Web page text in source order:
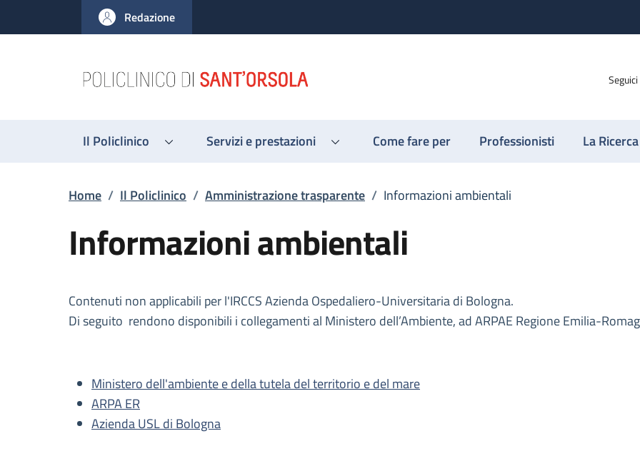
al contenuto principale
to footer content
Redazione
Seguici
Il Policlinico Servizi e prestazioni Come fare per Professionisti La Ricerca
Briciole di pane
Home / Il Policlinico / Amministrazione trasparente / Informazioni ambientali
Informazioni ambientali
Descrizione
Contenuti non applicabili per l'IRCCS Azienda Ospedaliero-Universitaria di Bologna.
Di seguito rendono disponibili i collegamenti al Ministero dell’Ambiente, ad ARPAE Regione Emilia-
Ministero dell'ambiente e della tutela del territorio e del mare
ARPA ER
Azienda USL di Bologna